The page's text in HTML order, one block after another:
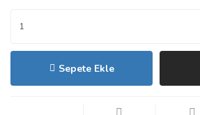
Sepete Ekle